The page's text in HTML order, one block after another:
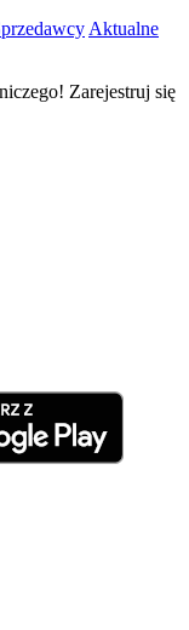
Aktualne
Zarejestruj się